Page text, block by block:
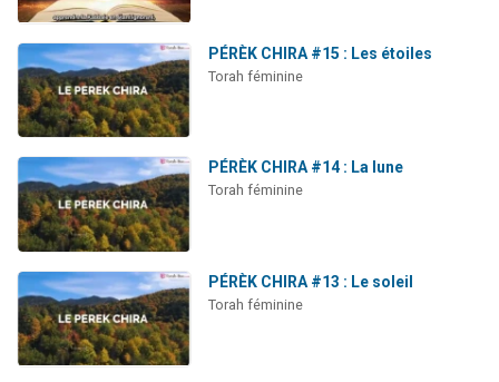
PÉRÈK CHIRA #15 : Les étoiles
Torah féminine
PÉRÈK CHIRA #14 : La lune
Torah féminine
PÉRÈK CHIRA #13 : Le soleil
Torah féminine